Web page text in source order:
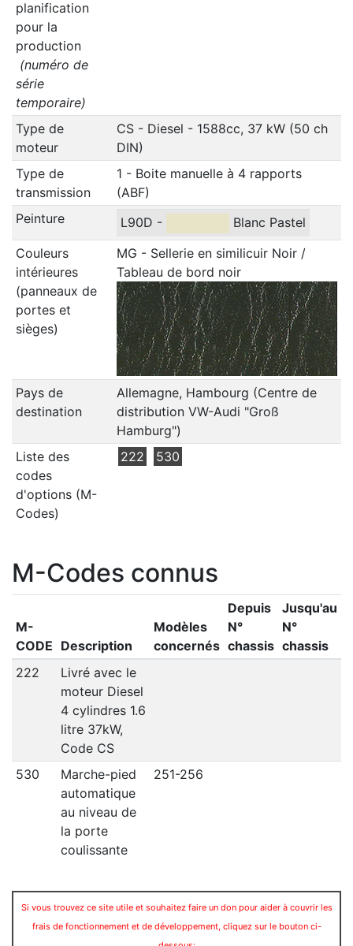
planification
pour la
production
(numéro de
série
temporaire)
Type de
moteur
CS - Diesel - 1588cc, 37 kW (50 ch
DIN)
Type de
transmission
1 - Boite manuelle à 4 rapports
(ABF)
Peinture
L90D -
Blanc Pastel
Couleurs
intérieures
(panneaux de
portes et
sièges)
MG - Sellerie en similicuir Noir /
Tableau de bord noir
Pays de
destination
Allemagne, Hambourg (Centre de
distribution VW-Audi "Groß
Hamburg")
Liste des
codes
d'options (M-
Codes)
222 530
M-Codes connus
M-
CODE Description
Modèles
concernés
Depuis
N°
chassis
Jusqu'au
N°
chassis
222
Livré avec le
moteur Diesel
4 cylindres 1.6
litre 37kW,
Code CS
530
Marche-pied
automatique
au niveau de
la porte
coulissante
251-256
Si vous trouvez ce site utile et souhaitez faire un don pour aider à couvrir les
frais de fonctionnement et de développement, cliquez sur le bouton ci-